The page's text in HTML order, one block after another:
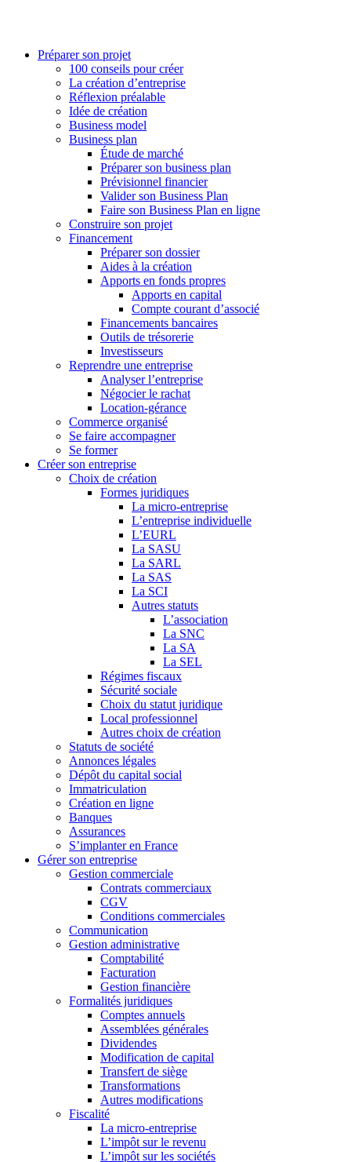
Préparer son projet
100 conseils pour créer
La création d’entreprise
Réflexion préalable
Idée de création
Business model
Business plan
Étude de marché
Préparer son business plan
Prévisionnel financier
Valider son Business Plan
Faire son Business Plan en ligne
Construire son projet
Financement
Préparer son dossier
Aides à la création
Apports en fonds propres
Apports en capital
Compte courant d’associé
Financements bancaires
Outils de trésorerie
Investisseurs
Reprendre une entreprise
Analyser l’entreprise
Négocier le rachat
Location-gérance
Commerce organisé
Se faire accompagner
Se former
Créer son entreprise
Choix de création
Formes juridiques
La micro-entreprise
L’entreprise individuelle
L’EURL
La SASU
La SARL
La SAS
La SCI
Autres statuts
L’association
La SNC
La SA
La SEL
Régimes fiscaux
Sécurité sociale
Choix du statut juridique
Local professionnel
Autres choix de création
Statuts de société
Annonces légales
Dépôt du capital social
Immatriculation
Création en ligne
Banques
Assurances
S’implanter en France
Gérer son entreprise
Gestion commerciale
Contrats commerciaux
CGV
Conditions commerciales
Communication
Gestion administrative
Comptabilité
Facturation
Gestion financière
Formalités juridiques
Comptes annuels
Assemblées générales
Dividendes
Modification de capital
Transfert de siège
Transformations
Autres modifications
Fiscalité
La micro-entreprise
L’impôt sur le revenu
L’impôt sur les sociétés